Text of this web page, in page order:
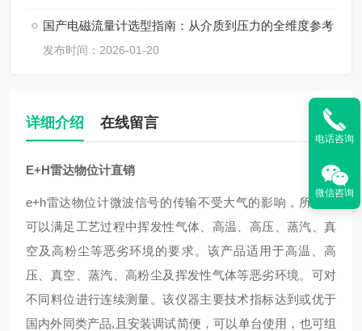
国产电磁流量计选型指南：从介质到压力的全维度参考
发布时间：2026-01-20
详细介绍 在线留言
E+H雷达物位计直销
e+h雷达物位计微波信号的传输不受大气的影响，所以它
可以满足工艺过程中挥发性气体、高温、高压、蒸汽、真
空及高粉尘等恶劣环境的要求。该产品适用于高温、高
压、真空、蒸汽、高粉尘及挥发性气体等恶劣环境。可对
不同料位进行连续测量。该仪器主要技术指标达到或优于
国内外同类产品,且安装调试简便，可以单台使用，也可组
电话咨询
微信咨询